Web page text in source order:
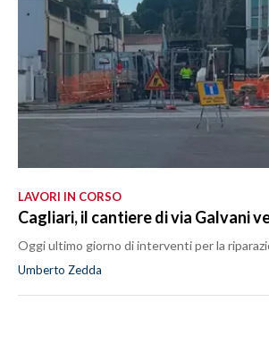
LAVORI IN CORSO
Cagliari, il cantiere di via Galvani
Oggi ultimo giorno di interventi per la
Umberto Zedda